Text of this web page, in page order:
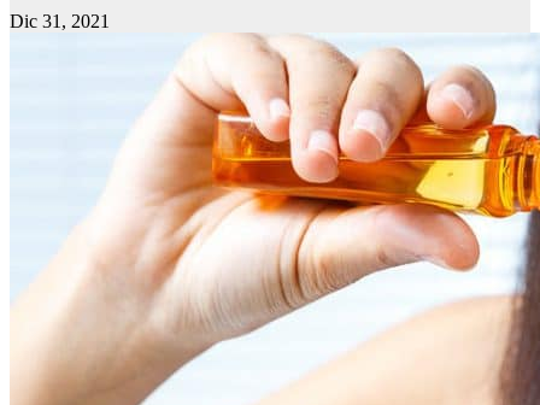
Dic 31, 2021